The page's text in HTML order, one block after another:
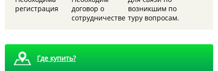
регистрация
договор о
сотрудничестве
возникшим по
туру вопросам.
Где купить?
которую вы запомните